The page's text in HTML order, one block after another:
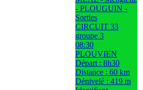
- PLOUGUIN -
Sorties
CIRCUIT 33
groupe 3
08:30
PLOUVIEN
Départ : 8h30
Distance : 60 km
Dénivelé : 419 m